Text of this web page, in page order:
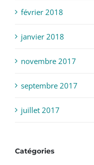
février 2018
janvier 2018
novembre 2017
septembre 2017
juillet 2017
Catégories